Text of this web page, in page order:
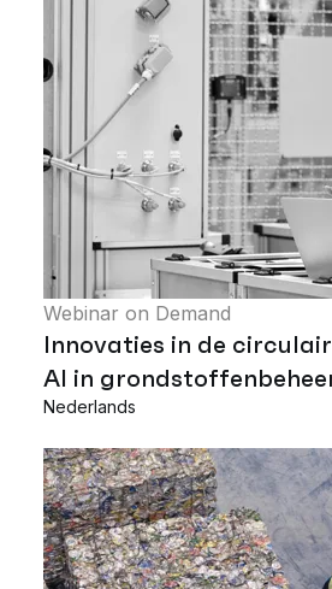
Webinar on Demand
Innovaties in de
AI in
Nederlands